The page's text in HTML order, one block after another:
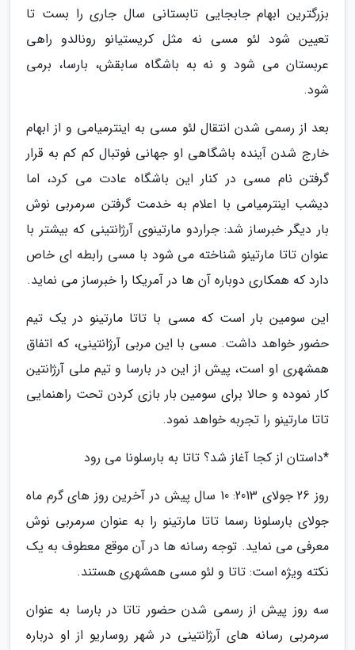
بزرگترین ابهام جابجایی تابستانی سال جاری را بست تا
تعیین شود لئو مسی نه مثل کریستیانو رونالدو راهی
عربستان می شود و نه به باشگاه سابقش، بارسا، برمی
شود.
بعد از رسمی شدن انتقال لئو مسی به اینترمیامی و از ابهام
خارج شدن آینده باشگاهی او جهانی فوتبال کم کم به قرار
گرفتن نام مسی در کنار این باشگاه عادت می کرد، اما
دیشب اینترمیامی با اعلام به خدمت گرفتن سرمربی نوش
بار دیگر خبرساز شد: جراردو مارتینوی آرژانتینی که بیشتر با
عنوان تاتا مارتینو شناخته می شود با مسی رابطه ای خاص
دارد که همکاری دوباره آن ها در آمریکا را خبرساز می نماید.
این سومین بار است که مسی با تاتا مارتینو در یک تیم
حضور خواهد داشت. مسی با این مربی آرژانتینی، که اتفاق
همشهری او است، پیش از این در بارسا و تیم ملی آرژانتین
کار نموده و حالا برای سومین بار بازی کردن تحت راهنمایی
تاتا مارتینو را تجربه خواهد نمود.
*داستان از کجا آغاز شد؟ تاتا به بارسلونا می رود
روز 26 جولای 2013: 10 سال پیش در آخرین روز های گرم ماه
جولای بارسلونا رسما تاتا مارتینو را به عنوان سرمربی نوش
معرفی می نماید. توجه رسانه ها در آن موقع معطوف به یک
نکته ویژه است: تاتا و لئو مسی همشهری هستند.
سه روز پیش از رسمی شدن حضور تاتا در بارسا به عنوان
سرمربی رسانه های آرژانتینی در شهر روساریو از او درباره